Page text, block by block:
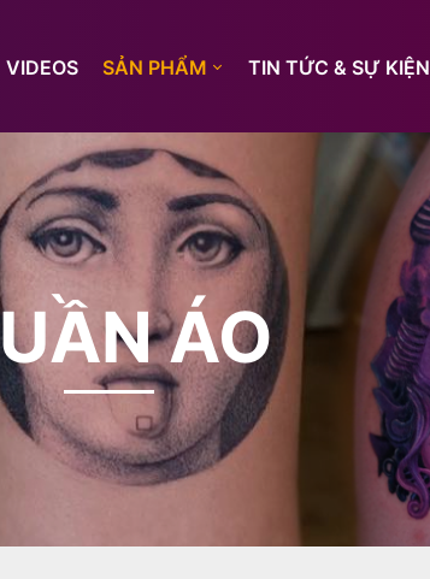
VIDEOS SẢN PHẨM TIN TỨC & SỰ KIỆN
ÁO